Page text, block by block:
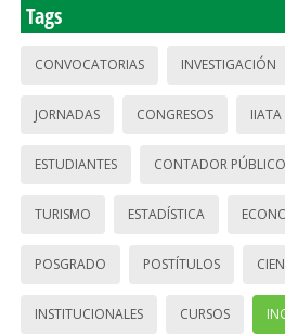
Tags
CONVOCATORIAS INVESTIGACIÓN
JORNADAS CONGRESOS IIATA
ESTUDIANTES CONTADOR PÚBLICO
TURISMO ESTADÍSTICA
POSGRADO POSTÍTULOS
INSTITUCIONALES CURSOS